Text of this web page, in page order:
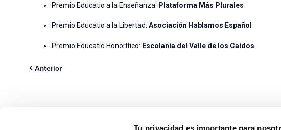
Tu privacidad es importante para
Premio Educatio a la Enseñanza: Plataforma Más Plurales
Premio Educatio a la Libertad:Asociación Hablamos Español
Premio Educatio Honorífico: Escolanía del Valle de los Caídos
Anterior